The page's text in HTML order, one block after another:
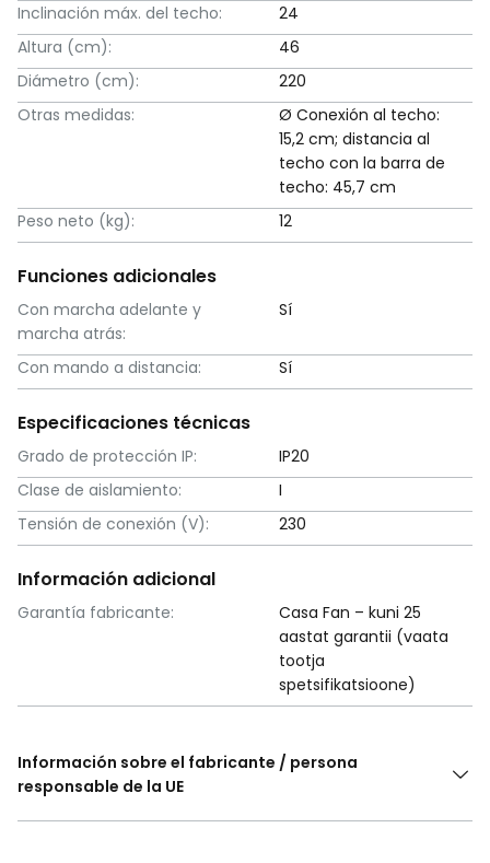
Inclinación máx. del techo:
24
Altura (cm):
46
Diámetro (cm):
220
Otras medidas:
Ø Conexión al techo:
15,2 cm; distancia al
techo con la barra de
techo: 45,7 cm
Peso neto (kg):
12
Funciones adicionales
Con marcha adelante y
marcha atrás:
Sí
Con mando a distancia: Sí
Especificaciones técnicas
Grado de protección IP:
IP20
Clase de aislamiento:
I
Tensión de conexión (V):
230
Información adicional
Garantía fabricante:
Casa Fan – kuni 25
aastat garantii (vaata
tootja
spetsifikatsioone)
Información sobre el fabricante / persona
responsable de la UE